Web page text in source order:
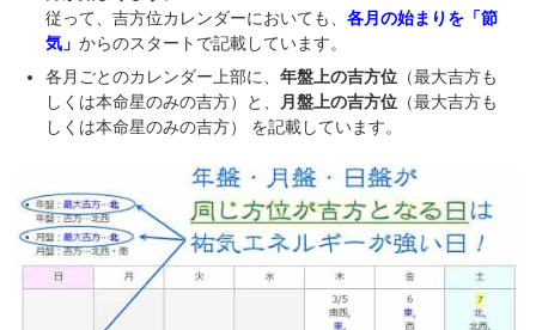
従って、吉方位カレンダーにおいても、各月の始まりを「節
気」からのスタートで記載しています。
各月ごとのカレンダー上部に、年盤上の吉方位 （最大吉方も
しくは本命星のみの吉方）と、
月盤上の吉方位 （最大吉方も
しくは本命星のみの吉方） を記載しています。